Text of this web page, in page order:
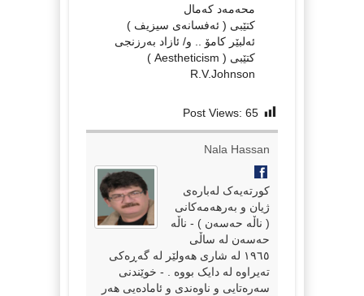
محەمەد کەمال
کتێبی ( ئەفسانەی سیزیف )
ئەلبێر کامۆ .. و/ ئازاد بەرزنجی
کتێبی ( Aestheticism )
R.V.Johnson
Post Views: 65
Nala Hassan
کورتەیەک لەبارەی
ژیان و بەرهەمەکانی
( ناڵە حەسەن ) - ناڵە
حەسەن لە ساڵی
١٩٦٥ لە شاری هەولێر لە گەڕەکی
تەیراوە لە دایک بووە . - خوێندنی
سەرەتایی و ناوەندی و ئامادەیی هەر